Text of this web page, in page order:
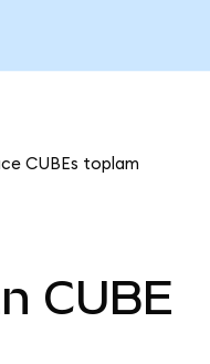
CUBEs toplam
CUBE